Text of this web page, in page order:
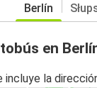
Berlín
en
la